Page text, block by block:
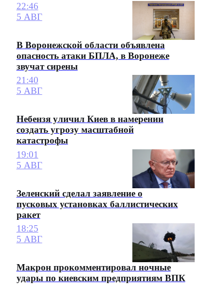
22:46
5 АВГ
В Воронежской области объявлена
опасность атаки БПЛА, в Воронеже
звучат сирены
21:40
5 АВГ
Небензя уличил Киев в намерении
создать угрозу масштабной
катастрофы
19:01
5 АВГ
Зеленский сделал заявление о
пусковых установках баллистических
ракет
18:25
5 АВГ
Макрон прокомментировал ночные
удары по киевским предприятиям ВПК